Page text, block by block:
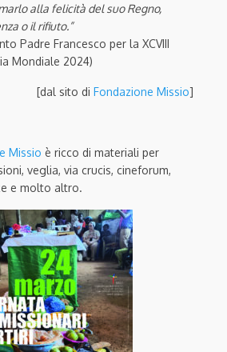
alla felicità del suo Regno,
o il rifiuto.”
Padre Francesco per la XCVIII
Mondiale 2024)
[dal sito di Fondazione Missio]
Missio è ricco di materiali per
veglia, via crucis, cineforum,
e molto altro.